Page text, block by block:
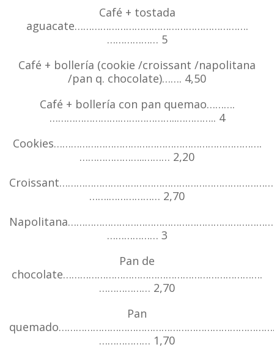
Café + tostada
aguacate…………………………………………………….
……………… 5
Café + bollería (cookie /croissant /napolitana
/pan q. chocolate)……. 4,50
Café + bollería con pan quemao……….
…………………….………………..………….. 4
Cookies……………………………………………………………….
…………………..……… 2,20
…….……………… 2,70
……………… 3
Pan de
chocolate…………………………………………………………….
……………… 2,70
Pan
……………… 1,70